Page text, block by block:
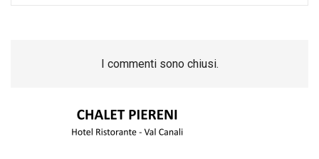
I commenti sono chiusi.